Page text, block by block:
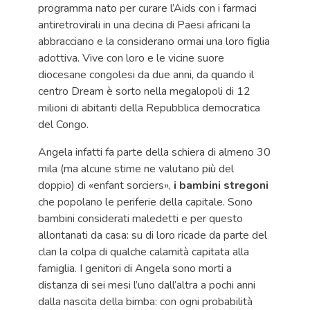
programma nato per curare l’Aids con i farmaci
antiretrovirali in una decina di Paesi africani la
abbracciano e la considerano ormai una loro figlia
adottiva. Vive con loro e le vicine suore
diocesane congolesi da due anni, da quando il
centro Dream è sorto nella megalopoli di 12
milioni di abitanti della Repubblica democratica
del Congo.
Angela infatti fa parte della schiera di almeno 30
mila (ma alcune stime ne valutano più del
doppio) di «enfant sorciers», i bambini stregoni
che popolano le periferie della capitale. Sono
bambini considerati maledetti e per questo
allontanati da casa: su di loro ricade da parte del
clan la colpa di qualche calamità capitata alla
famiglia. I genitori di Angela sono morti a
distanza di sei mesi l’uno dall’altra a pochi anni
dalla nascita della bimba: con ogni probabilità